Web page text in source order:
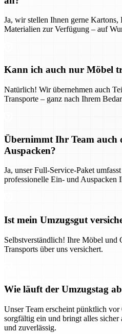
Ja, wir stellen Ihnen gerne
Materialien zur Verfügung – auf
Kann ich auch nur Möbel
Natürlich! Wir übernehmen auch
Transporte – ganz nach Ihrem
Übernimmt Ihr Team auch
Auspacken?
Ja, unser Full-Service-Paket
professionelle Ein- und Auspacken
Ist mein Umzugsgut
Selbstverständlich! Ihre Möbel und
Transports über uns versichert.
Wie läuft der Umzugstag
Unser Team erscheint pünktlich
sorgfältig ein und bringt alles
und zuverlässig.